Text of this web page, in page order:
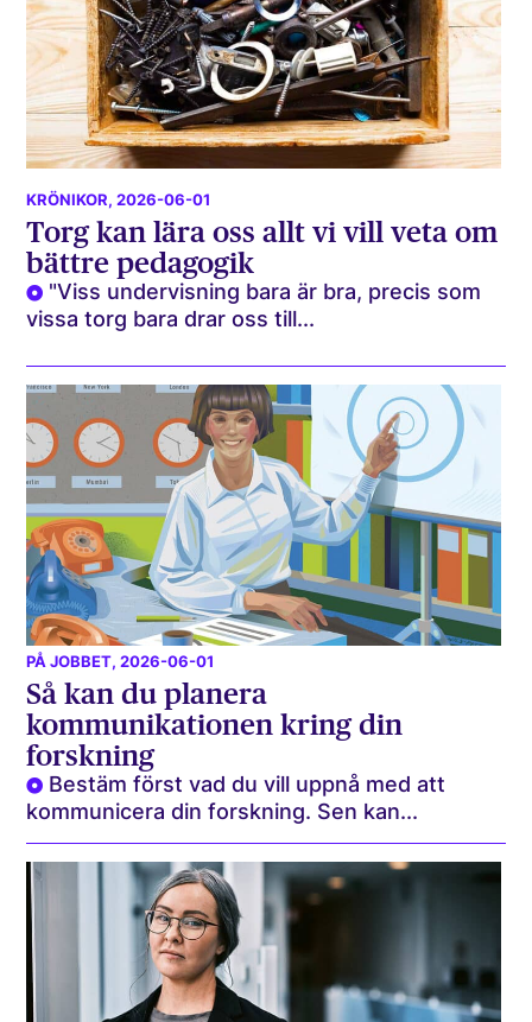
KRÖNIKOR, 2026-06-01
Torg kan lära oss allt vi vill veta om
bättre pedagogik
"Viss undervisning bara är bra, precis som
vissa torg bara drar oss till...
PÅ JOBBET, 2026-06-01
Så kan du planera
kommunikationen kring din
forskning
Bestäm först vad du vill uppnå med att
kommunicera din forskning. Sen kan...